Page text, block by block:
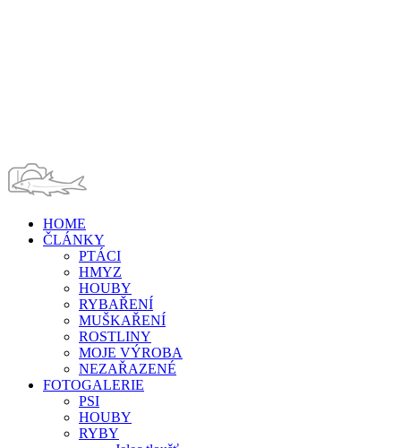
HOME
ČLÁNKY
PTÁCI
HMYZ
HOUBY
RYBAŘENÍ
MUŠKAŘENÍ
ROSTLINY
MOJE VÝROBA
NEZAŘAZENÉ
FOTOGALERIE
PSI
HOUBY
RYBY